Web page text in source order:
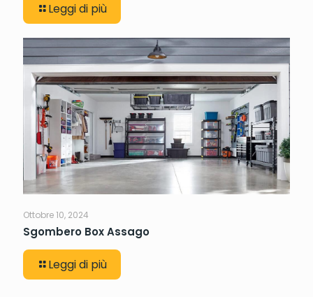
Leggi di più
Ottobre 10, 2024
Sgombero Box Assago
Leggi di più